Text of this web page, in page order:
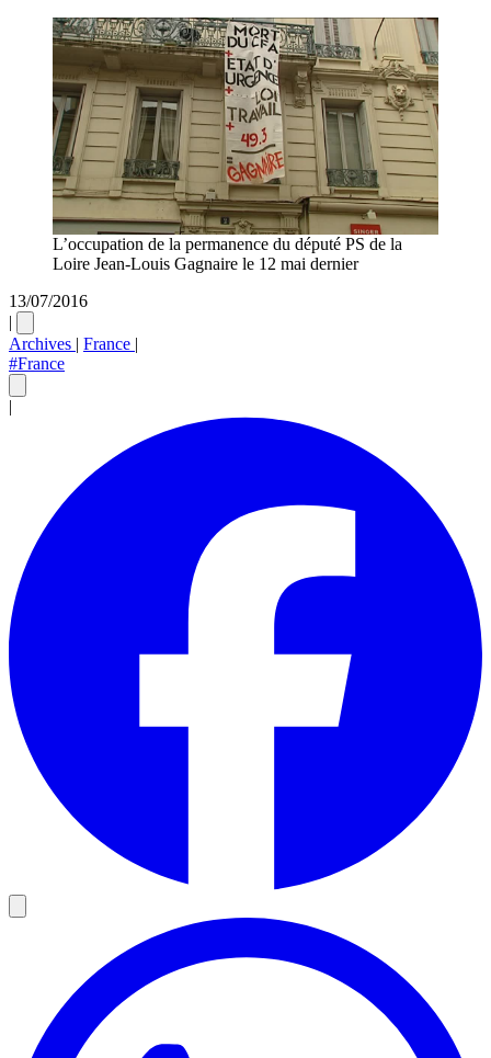
L’occupation de la permanence du député PS de la
Loire Jean-Louis Gagnaire le 12 mai dernier
13/07/2016
|
Archives | France |
#France
|